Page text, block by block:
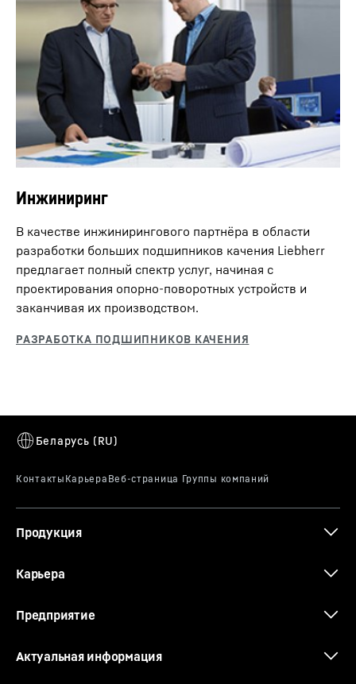
Инжиниринг
В качестве инжинирингового партнёра в области
разработки больших подшипников качения Liebherr
предлагает полный спектр услуг, начиная с
проектирования опорно-поворотных устройств и
заканчивая их производством.
Продукция
Карьера
Предприятие
Актуальная информация